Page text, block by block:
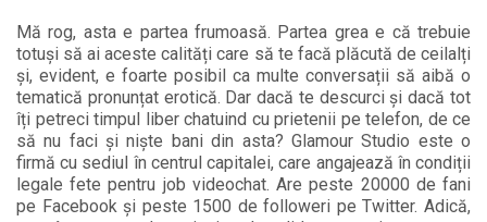
Mă rog, asta e partea frumoasă. Partea grea e că trebuie
totuși să ai aceste calități care să te facă plăcută de ceilalți
și, evident, e foarte posibil ca multe conversații să aibă o
tematică pronunțat erotică. Dar dacă te descurci și dacă tot
îți petreci timpul liber chatuind cu prietenii pe telefon, de ce
să nu faci și niște bani din asta? Glamour Studio este o
firmă cu sediul în centrul capitalei, care angajează în condiții
legale fete pentru job videochat. Are peste 20000 de fani
pe Facebook și peste 1500 de followeri pe Twitter. Adică,